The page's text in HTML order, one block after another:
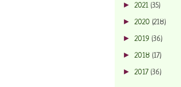
► 2021 (35)
► 2020 (218)
► 2019 (36)
► 2018 (17)
► 2017 (36)